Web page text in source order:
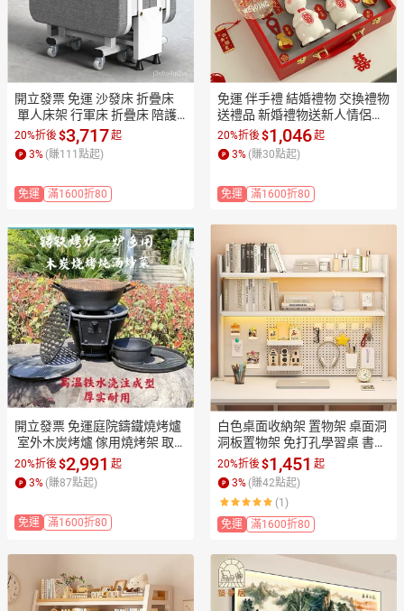
開立發票 免運 沙發床 折疊床
單人床架 行軍床 折疊床 陪護
床 躺椅 折疊床 單人午休折疊床
辦公室午睡折疊床 結實耐用折
疊沙髮床 四折床 店長優選
20%折後$3,717起
3% (賺111 點起)
免運 滿1600折80
免運 伴手禮 結婚禮物 交換禮物
送禮品 新婚禮物送新人情侶對
杯訂婚結婚創意伴手禮送新娘
閨蜜喜兔子擺件工廠直銷 開立
發票 特惠/售後保障Z1223
20%折後$1,046起
3% (賺30點起)
免運 滿1600折80
開立發票 免運庭院鑄鐵燒烤爐
室外木炭烤爐 傢用燒烤架 取暖
爐 柴火爐灶 柴火爐 木炭火爐
柴火灶 燒炭爐子 炭火灶臺 燒
烤爐 炭爐
20%折後$2,991 起
3% (賺87點起)
免運 滿1600折80
白色桌面收納架 置物架 桌面洞
洞板置物架 免打孔學習桌 書桌
立式隔板 桌上書架 整理架 收納
架  店長優選
20%折後$1,451 起
3% (賺42點起)
(1)
免運
滿1600折80